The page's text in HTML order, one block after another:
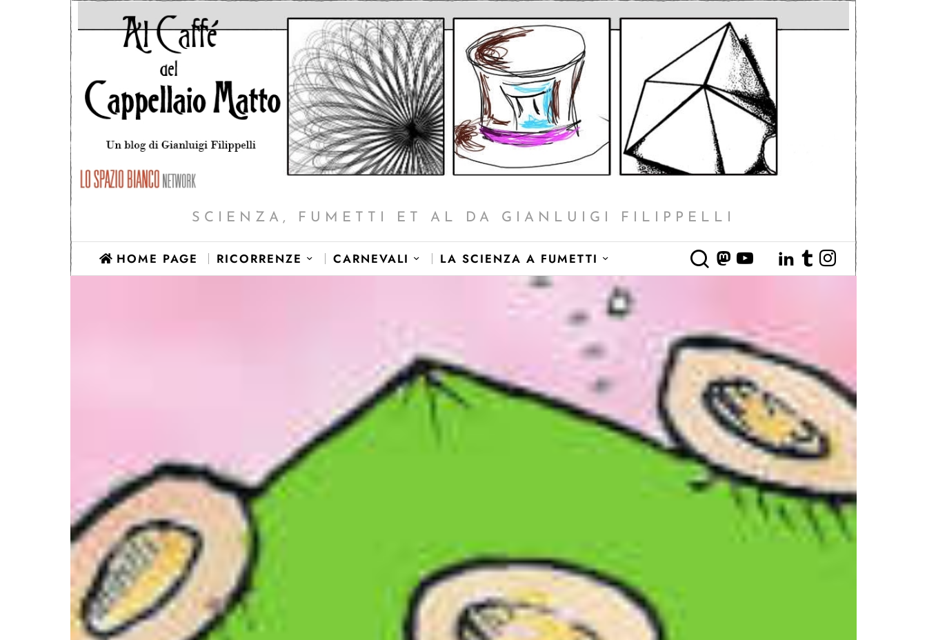
SCIENZA, FUMETTI ET AL DA GIANLUIGI FILIPPELLI
HOME PAGE RICORRENZE CARNEVALI LA SCIENZA A FUMETTI